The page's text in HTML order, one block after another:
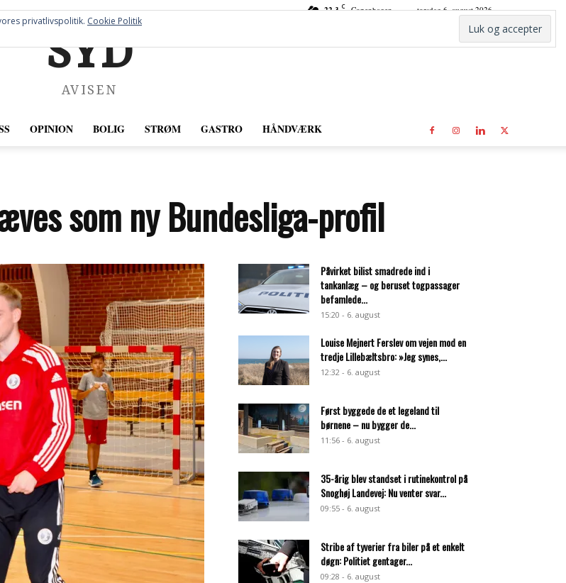
22.3 C Copenhagen torsdag 6. august 2026
SYD
AVISEN
OPINION BOLIG STRØM GASTRO HÅNDVÆRK
som ny Bundesliga-profil
Påvirket bilist smadrede ind i
tankanlæg – og beruset togpassager
befamlede...
15:20 - 6. august
Louise Mejnert Ferslev om vejen mod en
tredje Lillebæltsbro: »Jeg synes,...
12:32 - 6. august
Først byggede de et legeland til
børnene – nu bygger de...
11:56 - 6. august
35-årig blev standset i rutinekontrol på
Snoghøj Landevej: Nu venter svar...
09:55 - 6. august
Stribe af tyverier fra biler på et enkelt
døgn: Politiet gentager...
09:28 - 6. august
privatlivspolitik. Cookie Politik